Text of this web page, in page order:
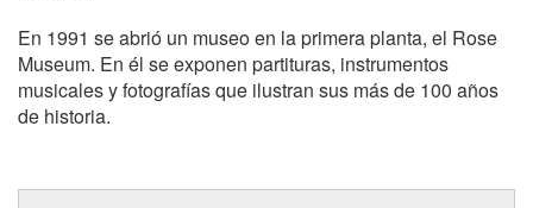
En 1991 se abrió un museo en la primera planta, el Rose
Museum. En él se exponen partituras, instrumentos
musicales y fotografías que ilustran sus más de 100 años
de historia.